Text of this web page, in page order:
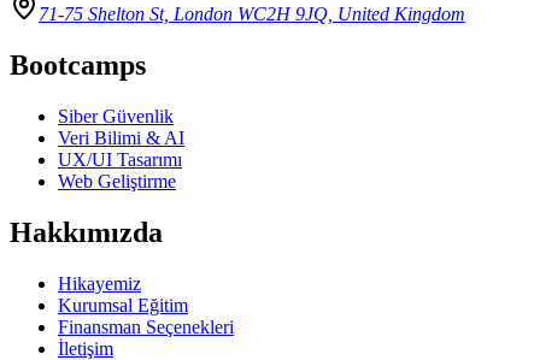
71-75 Shelton St, London WC2H 9JQ, United Kingdom
Bootcamps
Siber Güvenlik
Veri Bilimi & AI
UX/UI Tasarımı
Web Geliştirme
Hakkımızda
Hikayemiz
Kurumsal Eğitim
Finansman Seçenekleri
İletişim